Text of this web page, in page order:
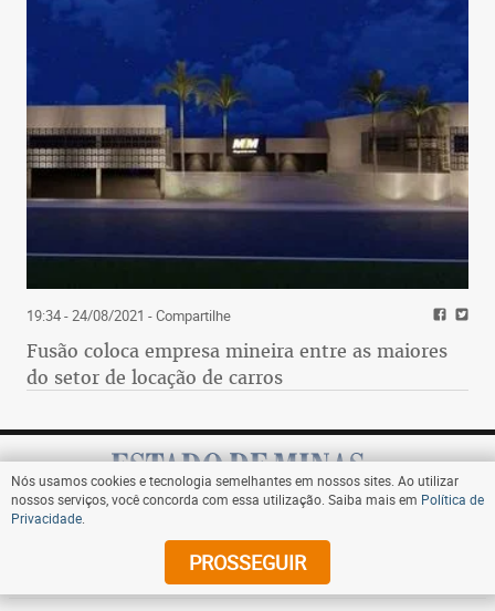
19:34 - 24/08/2021 - Compartilhe
Fusão coloca empresa mineira entre as maiores
do setor de locação de carros
Assine
Nós usamos cookies e tecnologia semelhantes em nossos sites. Ao utilizar
nossos serviços, você concorda com essa utilização. Saiba mais em Política de
Privacidade
PROSSEGUIR